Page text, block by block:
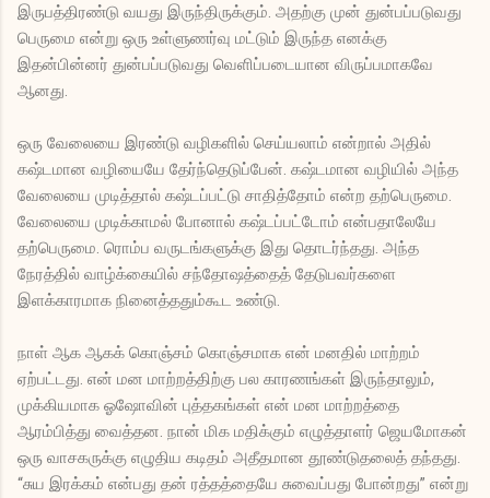
இருபத்திரண்டு வயது இருந்திருக்கும். அதற்கு முன் துன்பப்படுவது
பெருமை என்று ஒரு உள்ளுணர்வு மட்டும் இருந்த எனக்கு
இதன்பின்னர் துன்பப்படுவது வெளிப்படையான விருப்பமாகவே
ஆனது.
ஒரு வேலையை இரண்டு வழிகளில் செய்யலாம் என்றால் அதில்
கஷ்டமான வழியையே தேர்ந்தெடுப்பேன். கஷ்டமான வழியில் அந்த
வேலையை முடித்தால் கஷ்டப்பட்டு சாதித்தோம் என்ற தற்பெருமை.
வேலையை முடிக்காமல் போனால் கஷ்டப்பட்டோம் என்பதாலேயே
தற்பெருமை. ரொம்ப வருடங்களுக்கு இது தொடர்ந்தது. அந்த
நேரத்தில் வாழ்க்கையில் சந்தோஷத்தைத் தேடுபவர்களை
இளக்காரமாக நினைத்ததும்கூட உண்டு.
நாள் ஆக ஆகக் கொஞ்சம் கொஞ்சமாக என் மனதில் மாற்றம்
ஏற்பட்டது. என் மன மாற்றத்திற்கு பல காரணங்கள் இருந்தாலும்,
முக்கியமாக ஓஷோவின் புத்தகங்கள் என் மன மாற்றத்தை
ஆரம்பித்து வைத்தன. நான் மிக மதிக்கும் எழுத்தாளர் ஜெயமோகன்
ஒரு வாசகருக்கு எழுதிய கடிதம் அதீதமான தூண்டுதலைத் தந்தது.
“சுய இரக்கம் என்பது தன் ரத்தத்தையே சுவைப்பது போன்றது” என்று